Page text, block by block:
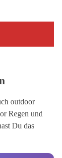
outdoor
Regen und
Du das